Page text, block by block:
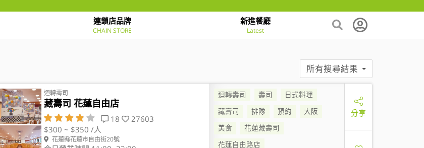
連鎖店品牌
CHAIN STORE
新進餐廳
Latest
所有搜尋結果
迴轉壽司
藏壽司 花蓮自由店
18
27603
$300 ~ $350 /人
花蓮縣花蓮市自由街20號
迴轉壽司 壽司
日式料理
藏壽司
排隊 預約
大阪
美食
花蓮藏壽司
花蓮自由路店
分享